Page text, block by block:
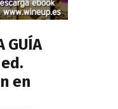
GUÍA
en